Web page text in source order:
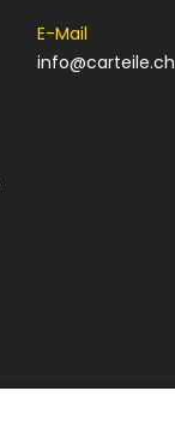
E-Mail
info@carteile.ch